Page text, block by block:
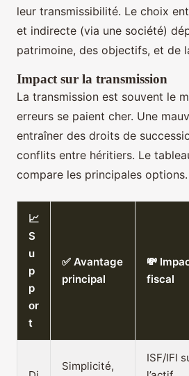
leur transmissibilité. Le choix
et indirecte (via une société)
patrimoine, des objectifs, et de
Impact sur la transmission
La transmission est souvent le
erreurs se paient cher. Une
entraîner des droits de
conflits entre héritiers. Le
compare les principales options.
📈
S
u
p
p
or
t
✅ Avantage
principal
💸
fiscal
Simplicité,
ISF/IFI